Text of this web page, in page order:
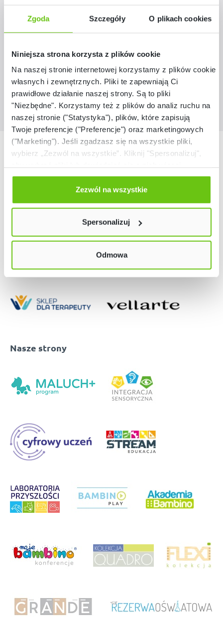
Zgoda Szczegóły O plikach cookies
Niniejsza strona korzysta z plików cookie
Na naszej stronie internetowej korzystamy z plików cookie:
własnych i zewnętrznych. Pliki te zapewniają Ci
prawidłowe działanie naszej strony. Są to pliki
"Niezbędne". Korzystamy też z plików do analiz ruchu na
naszej stronie ("Statystyka"), plików, które zapisują
Twoje preferencje ("Preferencje") oraz marketingowych
("Marketing"). Jeśli zgadzasz się na wszystkie pliki,
wybierz „Zezwól na wszystkie”. Kliknij "Spersonalizuj",
Odmów zgody poprzez przycisk „Odmowa”. Wtedy
użyjemy tylko plików niezbędnych dla naszej strony.
Twój wybór możesz zmienić przez kliknięcie przycisku w
Polityce prywatności
Zezwól na wszystkie
Spersonalizuj
Odmowa
JumboEdu – wersja 1-stanowiskowa
1 429,90 zł
Nasze marki
Nasze strony